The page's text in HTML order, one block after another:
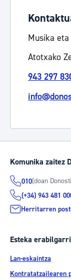
Musika
Atotxako
943 297
Komunika zaitez
010(doan
(+34) 943 481
Herritarren
Esteka
Lan-eskaintza
Kontratatzailearen